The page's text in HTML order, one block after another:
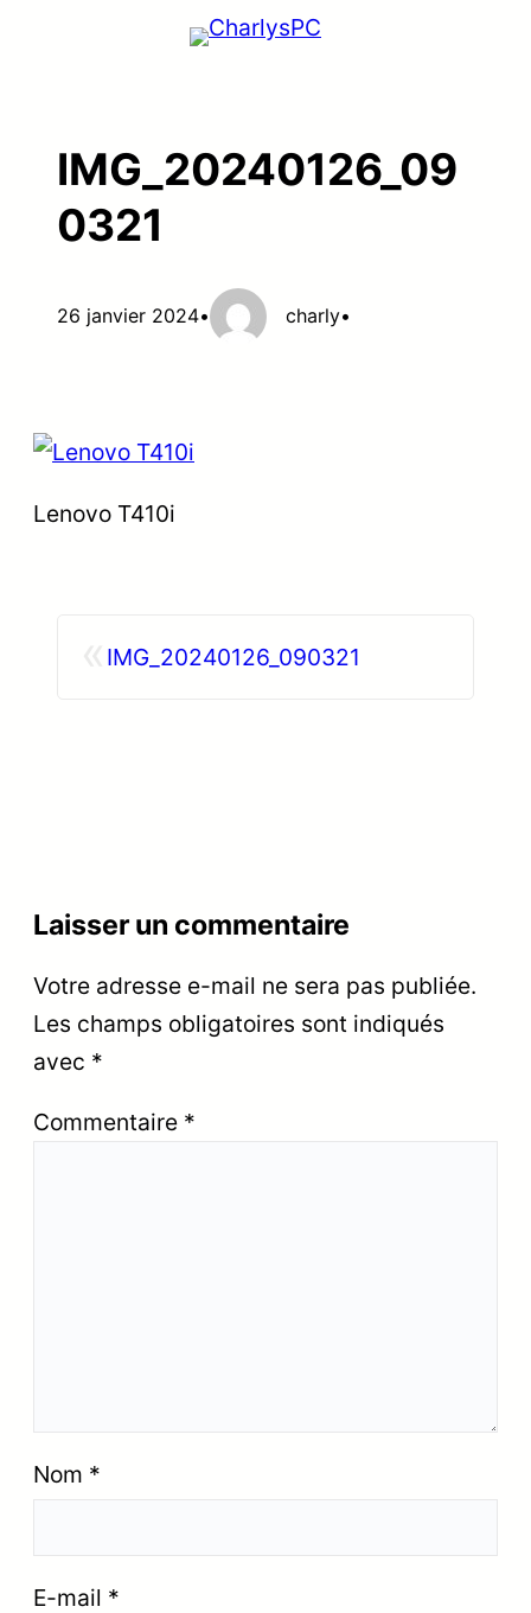
IMG_20240126_09
0321
26 janvier 2024• charly•
Lenovo T410i
IMG_20240126_090321
Laisser un commentaire
Votre adresse e-mail ne sera pas publiée.
Les champs obligatoires sont indiqués
avec *
Commentaire *
Nom *
E-mail *